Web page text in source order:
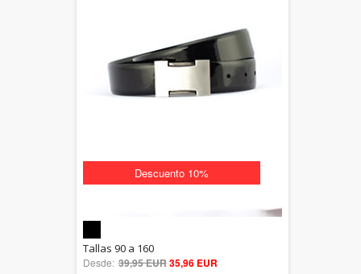
Descuento 10%
5.00
out of 5
Tallas 90 a 160
Desde: 39,95 EUR35,96 EUR